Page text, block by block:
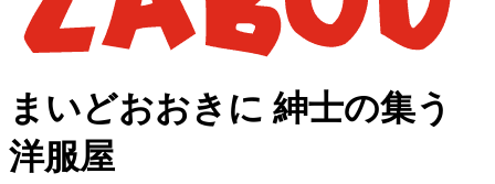
まいどおおきに 紳士の集う
洋服屋